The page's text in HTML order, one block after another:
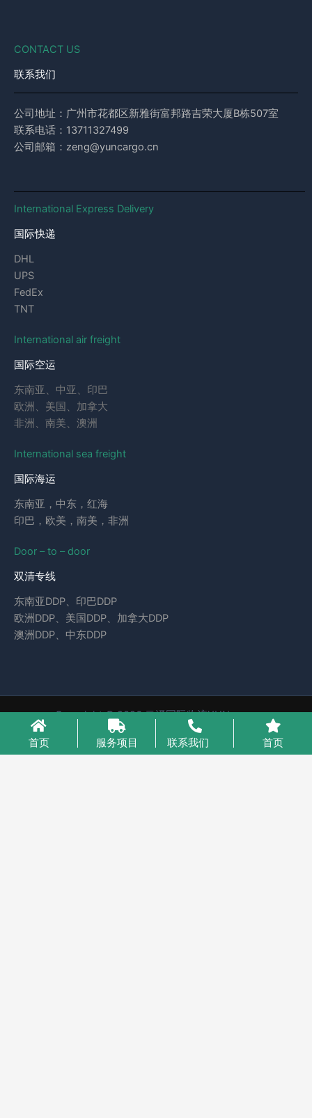
CONTACT US
联系我们
公司地址：广州市花都区新雅街富邦路吉荣大厦B栋507室
联系电话：13711327499
公司邮箱：zeng@yuncargo.cn
International Express Delivery
国际快递
DHL
UPS
FedEx
TNT
International air freight
国际空运
东南亚、中亚、印巴
欧洲、美国、加拿大
非洲、南美、澳洲
International sea freight
国际海运
东南亚，中东，红海
印巴，欧美，南美，非洲
Door – to – door
双清专线
东南亚DDP、印巴DDP
欧洲DDP、美国DDP、加拿大DDP
澳洲DDP、中东DDP
Copyright © 2026 云泽国际物流YUNcargo
粤ICP备2023046221号-1
首页 服务项目 联系我们 首页